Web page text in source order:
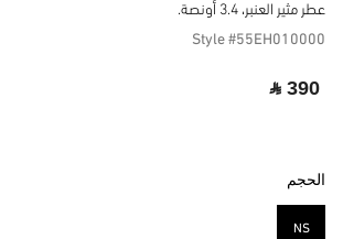
عطر مثير العنبر، 3.4 أونصة.
Style #55EH010000
‎ ⃁ 390 ‎
الحجم
NS